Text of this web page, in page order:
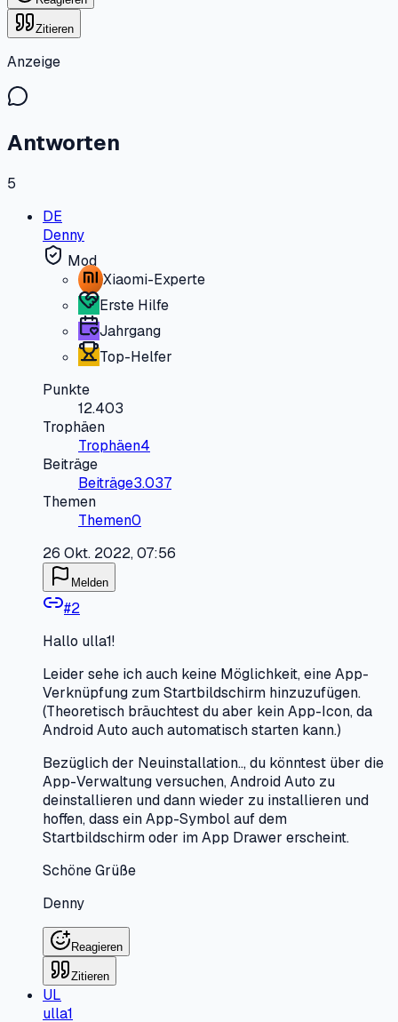
Zitieren
Anzeige
Antworten
5
DE
Denny
Mod
Xiaomi-Experte
Erste Hilfe
Jahrgang
Top-Helfer
Punkte
12.403
Trophäen
Trophäen4
Beiträge
Beiträge3.037
Themen
Themen0
26 Okt. 2022, 07:56
Melden
#2
Hallo ulla1!
Leider sehe ich auch keine Möglichkeit, eine App-
Verknüpfung zum Startbildschirm hinzuzufügen.
(Theoretisch bräuchtest du aber kein App-Icon, da
Android Auto auch automatisch starten kann.)
Bezüglich der Neuinstallation.., du könntest über die
App-Verwaltung versuchen, Android Auto zu
deinstallieren und dann wieder zu installieren und
hoffen, dass ein App-Symbol auf dem
Startbildschirm oder im App Drawer erscheint.
Schöne Grüße
Denny
Reagieren
Zitieren
UL
ulla1